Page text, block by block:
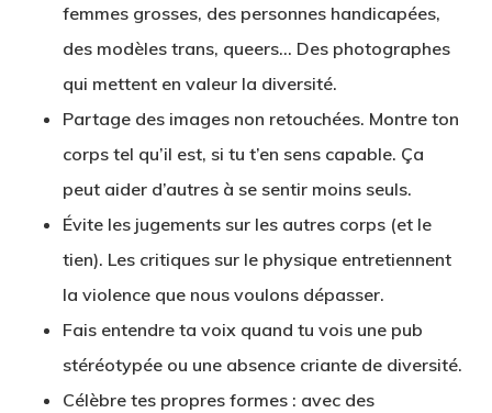
femmes grosses, des personnes handicapées,
des modèles trans, queers… Des photographes
qui mettent en valeur la diversité.
Partage des images non retouchées. Montre ton
corps tel qu’il est, si tu t’en sens capable. Ça
peut aider d’autres à se sentir moins seuls.
Évite les jugements sur les autres corps(et le
tien). Les critiques sur le physique entretiennent
la violence que nous voulons dépasser.
Fais entendre ta voixquand tu vois une pub
stéréotypée ou une absence criante de diversité.
Célèbre tes propres formes: avec des